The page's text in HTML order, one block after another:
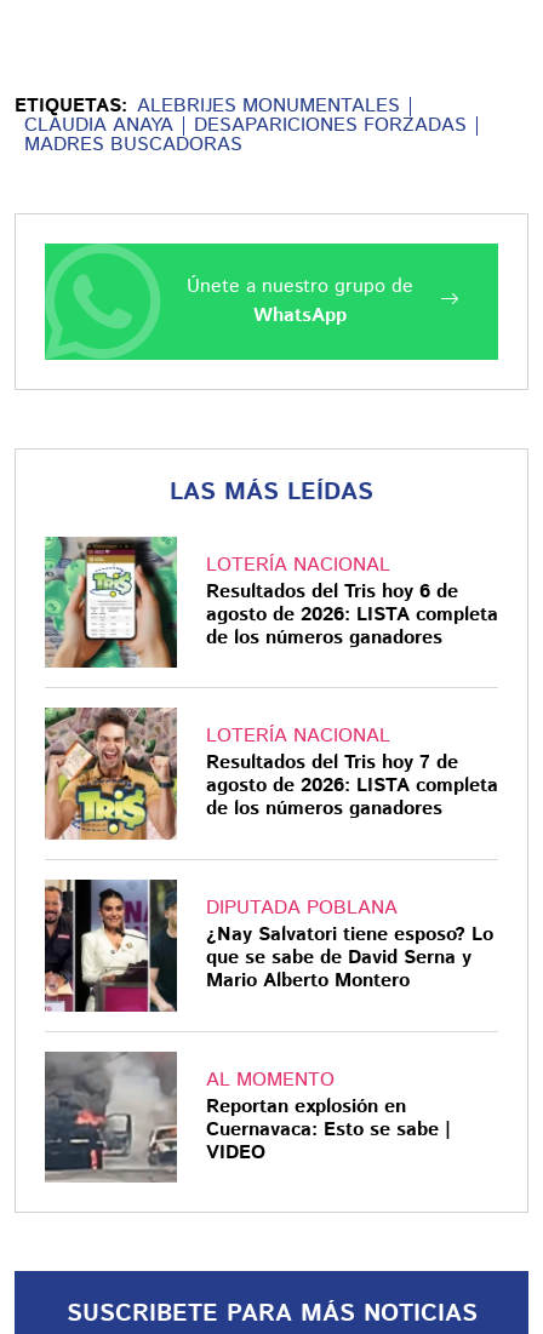
ETIQUETAS: ALEBRIJES MONUMENTALES
CLAUDIA ANAYA DESAPARICIONES FORZADAS
MADRES BUSCADORAS
Únete a nuestro grupo de
WhatsApp
LAS MÁS LEÍDAS
LOTERÍA NACIONAL
Resultados del Tris hoy 6 de
agosto de 2026: LISTA completa
de los números ganadores
LOTERÍA NACIONAL
Resultados del Tris hoy 7 de
agosto de 2026: LISTA completa
de los números ganadores
DIPUTADA POBLANA
¿Nay Salvatori tiene esposo? Lo
que se sabe de David Serna y
Mario Alberto Montero
AL MOMENTO
Reportan explosión en
Cuernavaca: Esto se sabe |
VIDEO
SUSCRIBETE PARA MÁS NOTICIAS